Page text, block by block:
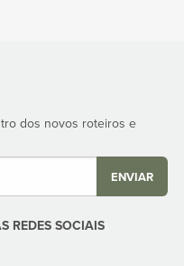
dos novos roteiros e
ENVIAR
REDES SOCIAIS